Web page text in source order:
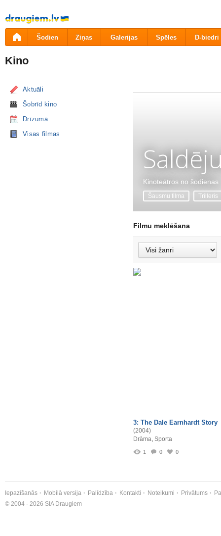
Pāriet
uz
saturu
Šodien Ziņas Galerijas Spēles D-biedri
Kino
Aktuāli
Šobrīd kino
Drīzumā
Visas filmas
Kinoteātros no šodienas
Šausmu filma Trilleris
Filmu meklēšana
3: The Dale Earnhardt Story
(2004)
Drāma, Sporta
1 0 0
Iepazīšanās Mobilā versija Palīdzība Kontakti Noteikumi Privātums
© 2004 - 2026 SIA Draugiem